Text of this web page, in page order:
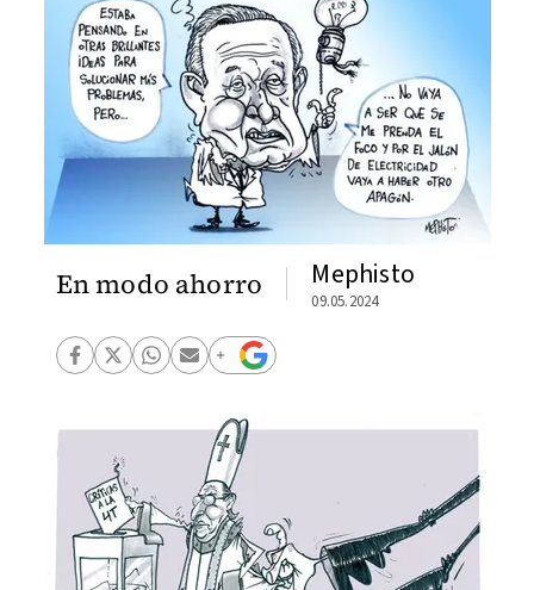
En modo ahorro Mephisto
09.05.2024